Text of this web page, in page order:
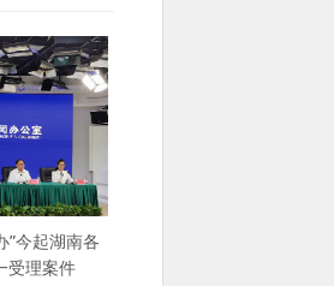
”今起湖南各
受理案件